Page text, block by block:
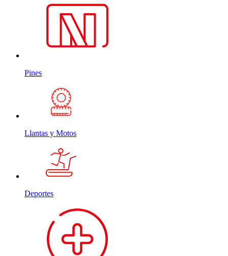
Pines
Llantas y Motos
Deportes